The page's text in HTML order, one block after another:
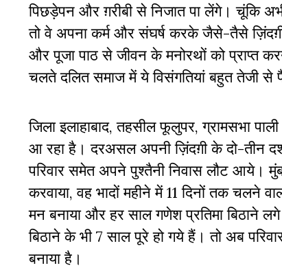
पिछड़ेपन और ग़रीबी से निजात पा लेंगे। चूंकि
तो वे अपना कर्म और संघर्ष करके जैसे-तैसे
और पूजा पाठ से जीवन के मनोरथों को
चलते दलित समाज में ये विसंगतियां बहुत तेजी से
जिला इलाहाबाद, तहसील फूलुपर, ग्रामसभा
आ रहा है। दरअसल अपनी ज़िंदग़ी के दो-तीन
परिवार समेत अपने पुश्तैनी निवास लौट आये।
करवाया, वह भादों महीने में 11 दिनों तक चलने
मन बनाया और हर साल गणेश प्रतिमा बिठाने
बिठाने के भी 7 साल पूरे हो गये हैं। तो अब
बनाया है।